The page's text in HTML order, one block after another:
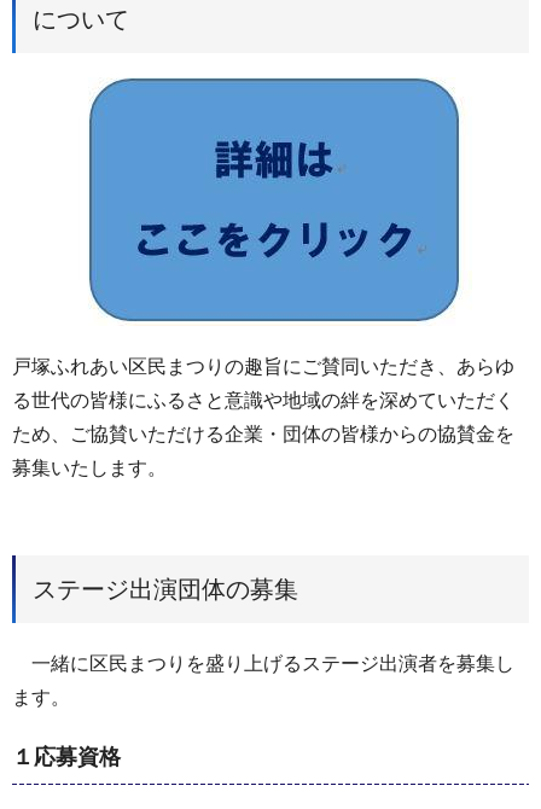
について
戸塚ふれあい区民まつりの趣旨にご賛同いただき、あらゆ
る世代の皆様にふるさと意識や地域の絆を深めていただく
ため、ご協賛いただける企業・団体の皆様からの協賛金を
募集いたします。
ステージ出演団体の募集
一緒に区民まつりを盛り上げるステージ出演者を募集し
ます。
１応募資格